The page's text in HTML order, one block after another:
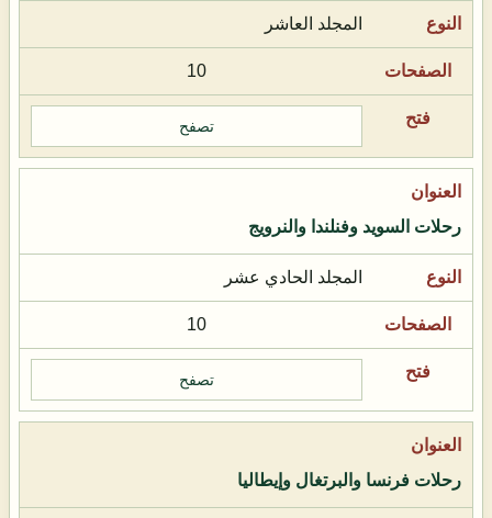
المجلد العاشر
10
تصفح
رحلات السويد وفنلندا والنرويج
المجلد الحادي عشر
10
تصفح
رحلات فرنسا والبرتغال وإيطاليا